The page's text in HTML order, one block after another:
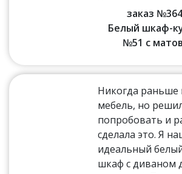
заказ
Белый шкаф-
№51 с
Никогда раньше
мебель, но
попробовать и
сделала это. Я
идеальный
шкаф с диваном